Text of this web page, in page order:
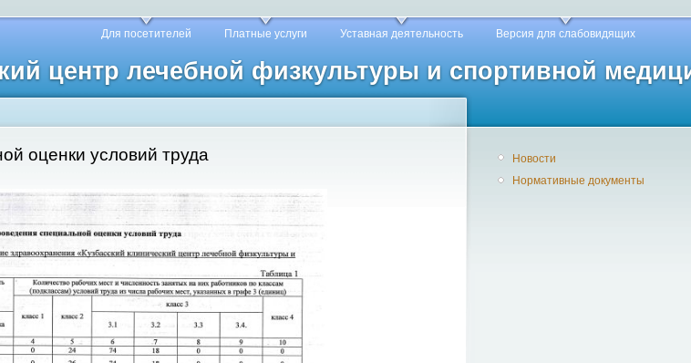
центр лечебной физкультуры и спортивной
Для посетителей Платные услуги Уставная деятельность Версия для слабовидящих
оценки условий труда
Новости
Нормативные документы